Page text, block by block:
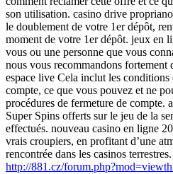
son utilisation. casino drive
le doublement de votre 1er dépôt,
moment de votre 1er dépôt. jeux en
vous ou une personne que vous
nous vous recommandons fortement
espace live Cela inclut les conditions
compte, ce que vous pouvez et ne
procédures de fermeture de compte.
Super Spins offerts sur le jeu de la
effectués. nouveau casino en ligne
vrais croupiers, en profitant d’une
rencontrée dans les casinos terrestres.
http://881.cz/